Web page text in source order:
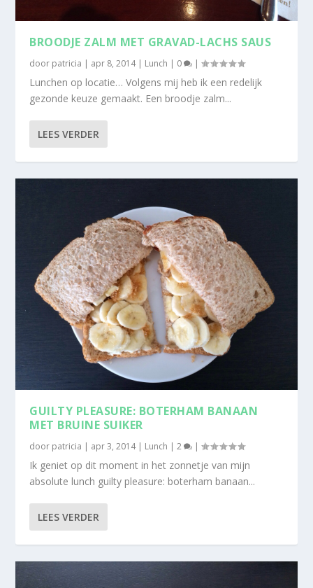
BROODJE ZALM MET GRAVAD-LACHS SAUS
door patricia | apr 8, 2014| Lunch | 0 |
Lunchen op locatie… Volgens mij heb ik een redelijk
gezonde keuze gemaakt. Een broodje zalm...
LEES VERDER
GUILTY PLEASURE: BOTERHAM BANAAN
MET BRUINE SUIKER
door patricia | apr 3, 2014| Lunch |2 |
Ik geniet op dit moment in het zonnetje van mijn
absolute lunch guilty pleasure: boterham banaan...
LEES VERDER